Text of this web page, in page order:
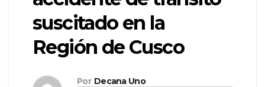
suscitado en la
Región de Cusco
Por Decana Uno